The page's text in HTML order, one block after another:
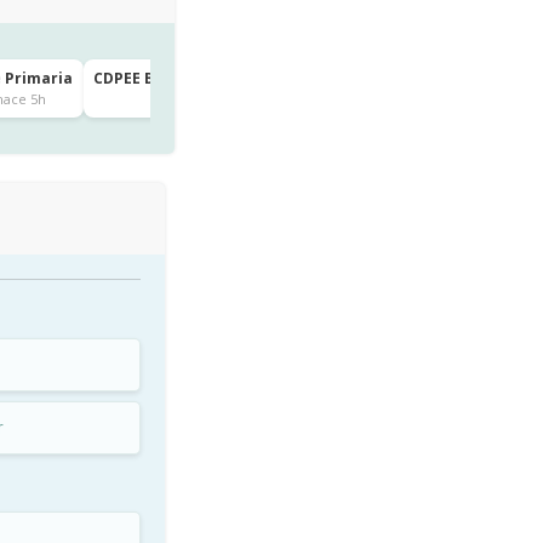
Primaria
5h
CDPEE BRITISH COUNCIL SCHOOL (BRITANICO) · 3º de